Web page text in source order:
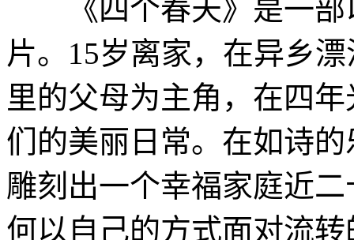
《四个春天》是一部
片。15岁离家，在异乡
里的父母为主角，在四
们的美丽日常。在如诗
雕刻出一个幸福家庭近
何以自己的方式面对流